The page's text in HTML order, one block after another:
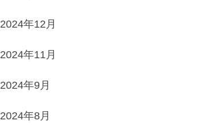
2024年12月
2024年11月
2024年9月
2024年8月